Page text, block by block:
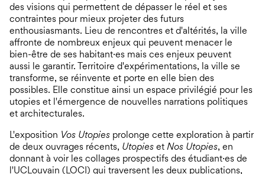
des visions qui permettent de dépasser le réel et ses
contraintes pour mieux projeter des futurs
enthousiasmants. Lieu de rencontres et d'altérités, la ville
affronte de nombreux enjeux qui peuvent menacer le
bien-être de ses habitant·es mais ces enjeux peuvent
aussi le garantir. Territoire d'expérimentations, la ville se
transforme, se réinvente et porte en elle bien des
possibles. Elle constitue ainsi un espace privilégié pour les
utopies et l'émergence de nouvelles narrations politiques
et architecturales.
L'exposition Vos Utopies prolonge cette exploration à partir
de deux ouvrages récents, Utopies et Nos Utopies, en
donnant à voir les collages prospectifs des étudiant·es de
l'UCLouvain (LOCI) qui traversent les deux publications,